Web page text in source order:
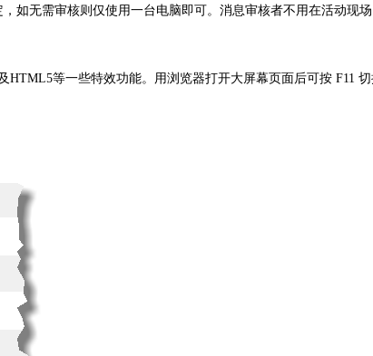
如无需审核则仅使用一台电脑即可。消息审核者不用在活动现
HTML5等一些特效功能。用浏览器打开大屏幕页面后可按 F11